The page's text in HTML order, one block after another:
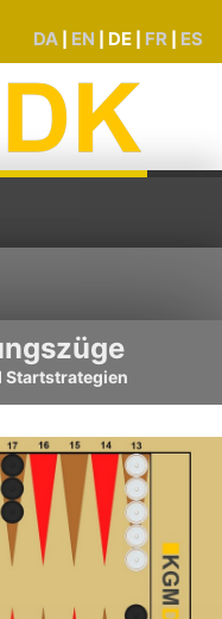
DA EN DE FR ES
Startstrategien